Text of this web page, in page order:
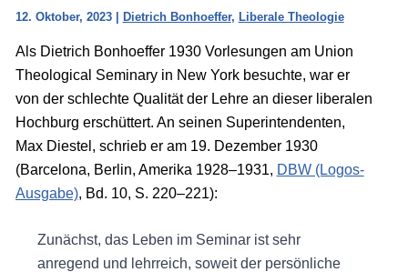
12. Oktober, 2023 | Dietrich Bonhoeffer, Liberale Theologie
Als Dietrich Bonhoeffer 1930 Vorlesungen am Union
Theological Seminary in New York besuchte, war er
von der schlechte Qualität der Lehre an dieser liberalen
Hochburg erschüttert. An seinen Superintendenten,
Max Diestel, schrieb er am 19. Dezember 1930
(Barcelona, Berlin, Amerika 1928–1931, DBW (Logos-
Ausgabe), Bd. 10, S. 220–221):
Zunächst, das Leben im Seminar ist sehr
anregend und lehrreich, soweit der persönliche